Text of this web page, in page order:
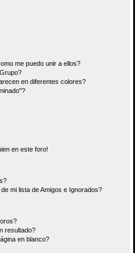
me puedo unir a ellos?
en diferentes colores?
en este foro!
mi lista de Amigos e Ignorados?
resultado?
en blanco?